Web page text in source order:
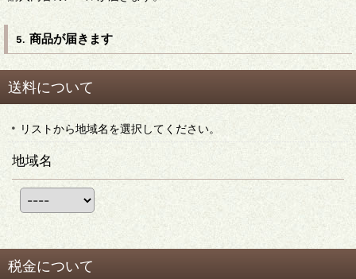
5. 商品が届きます
送料について
リストから地域名を選択してください。
地域名
税金について